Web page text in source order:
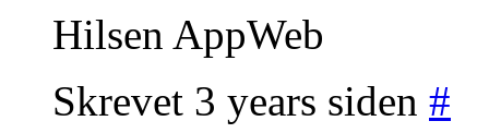
Hilsen AppWeb
Skrevet 3 years siden #